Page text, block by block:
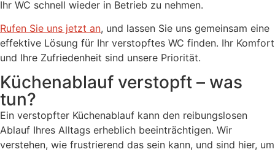
Ihr WC schnell wieder in Betrieb zu nehmen.
Rufen Sie uns jetzt an, und lassen Sie uns gemeinsam eine
effektive Lösung für Ihr verstopftes WC finden. Ihr Komfort
und Ihre Zufriedenheit sind unsere Priorität.
Küchenablauf verstopft – was
tun?
Ein verstopfter Küchenablauf kann den reibungslosen
Ablauf Ihres Alltags erheblich beeinträchtigen. Wir
verstehen, wie frustrierend das sein kann, und sind hier, um